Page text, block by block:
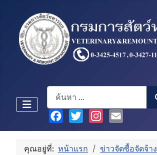
Search
Facebook
TwitterInstagram
Email
คุณอยู่ที่: หน้าแรก
ข่าวจัดซื้อจัดจ้าง